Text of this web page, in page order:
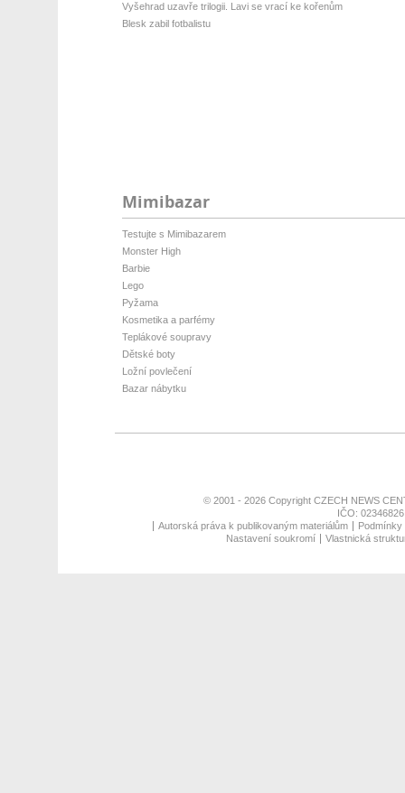
Vyšehrad uzavře trilogii. Lavi se vrací ke kořenům
Blesk zabil fotbalistu
Mimibazar
Testujte s Mimibazarem
Monster High
Barbie
Lego
Pyžama
Kosmetika a parfémy
Teplákové soupravy
Dětské boty
Ložní povlečení
Bazar nábytku
© 2001 - 2026 Copyright CZECH NEWS
IČO:
Autorská práva k publikovaným materiálům
Nastavení soukromí
Vlastnická